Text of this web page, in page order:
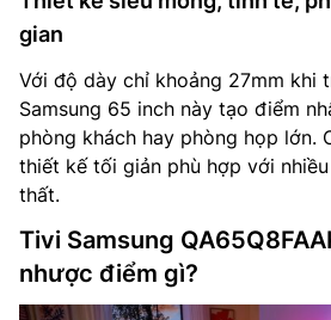
gian
Với độ dày chỉ khoảng 27mm khi
Samsung 65 inch này tạo điểm
phòng khách hay phòng họp lớn.
thiết kế tối giản phù hợp với
thất.
Tivi Samsung
nhược điểm gì?